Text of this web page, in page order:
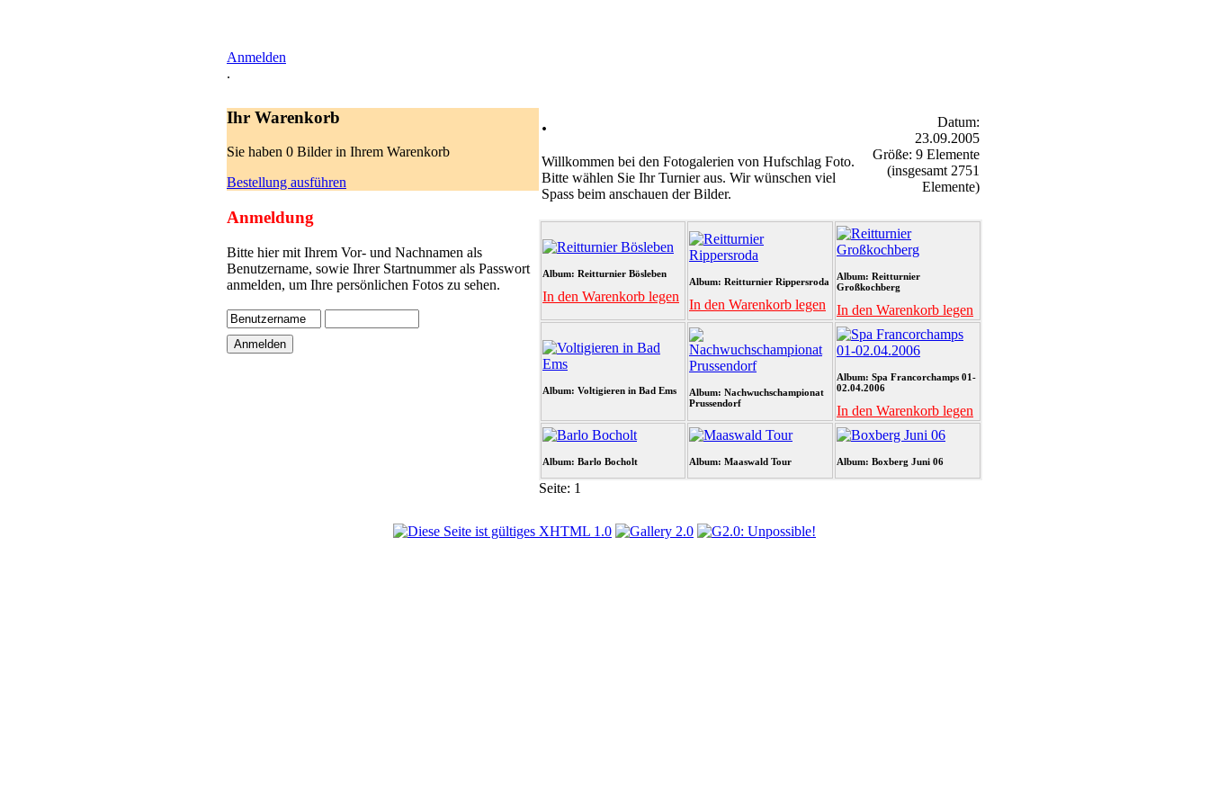
Anmelden
.
Ihr Warenkorb
Sie haben 0 Bilder in Ihrem Warenkorb
Bestellung ausführen
Anmeldung
Bitte hier mit Ihrem Vor- und Nachnamen als
Benutzername, sowie Ihrer Startnummer als Passwort
anmelden, um Ihre persönlichen Fotos zu sehen.
.
Willkommen bei den Fotogalerien von Hufschlag Foto.
Bitte wählen Sie Ihr Turnier aus. Wir wünschen viel
Spass beim anschauen der Bilder.
Datum:
23.09.2005
Größe: 9 Elemente
(insgesamt 2751
Elemente)
Album: Reitturnier Bösleben
In den Warenkorb legen
Album: Reitturnier Rippersroda
In den Warenkorb legen
Album: Reitturnier
Großkochberg
In den Warenkorb legen
Album: Voltigieren in Bad Ems
Album: Nachwuchschampionat
Prussendorf
Album: Spa Francorchamps 01-
02.04.2006
In den Warenkorb legen
Album: Barlo Bocholt Album: Maaswald Tour Album: Boxberg Juni 06
Seite: 1